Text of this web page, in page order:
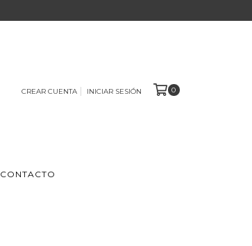
CREAR CUENTA INICIAR SESIÓN 0
CONTACTO